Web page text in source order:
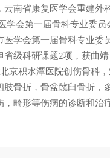
云南省康复医学会重建外
学会第一届骨科专业委员
医学会第一届骨科专业委
省级科研课题2项，获曲
京积水潭医院创伤骨科
肢骨折，骨盆髋臼骨折，
，畸形等伤病的诊断和治